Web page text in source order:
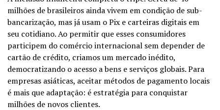
milhões de brasileiros ainda vivem em condição de sub-
bancarização, mas já usam o Pix e carteiras digitais em
seu cotidiano. Ao permitir que esses consumidores
participem do comércio internacional sem depender de
cartão de crédito, criamos um mercado inédito,
democratizando o acesso a bens e serviços globais. Para
empresas asiáticas, aceitar métodos de pagamento locais
é mais que adaptação: é estratégia para conquistar
milhões de novos clientes.